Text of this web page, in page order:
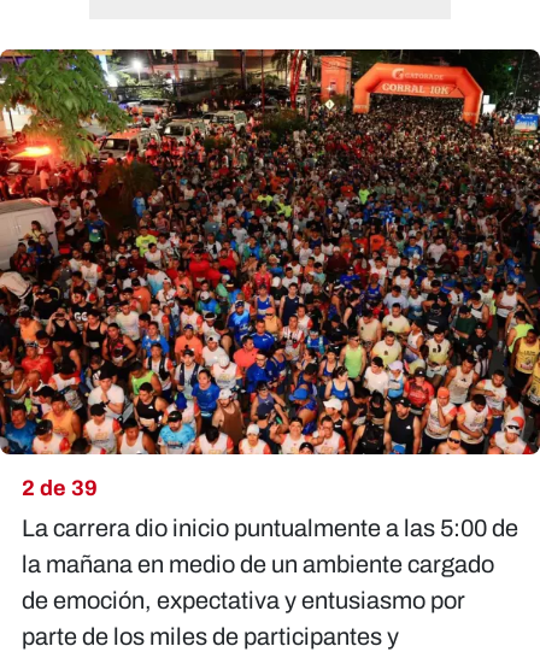
2 de 39
La carrera dio inicio puntualmente a las 5:00 de
la mañana en medio de un ambiente cargado
de emoción, expectativa y entusiasmo por
parte de los miles de participantes y